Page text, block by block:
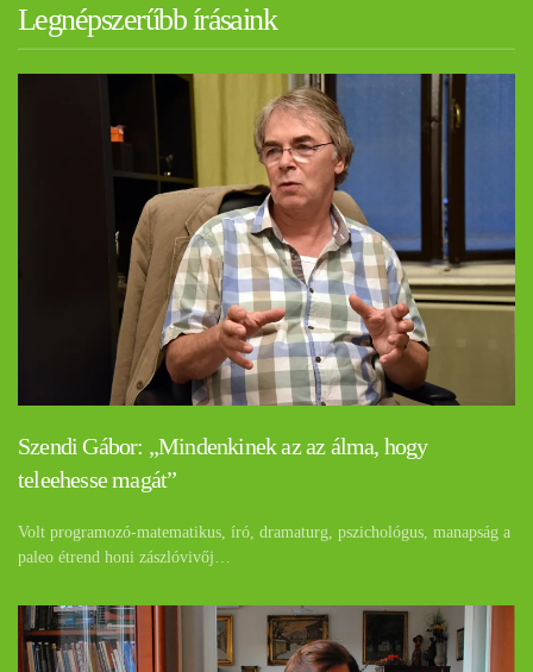
Legnépszerűbb írásaink
Szendi Gábor: „Mindenkinek az az álma, hogy
teleehesse magát”
Volt programozó-matematikus, író, dramaturg, pszichológus, manapság a
paleo étrend honi zászlóvivőj…